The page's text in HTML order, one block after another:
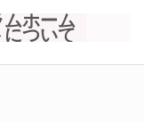
ムホーム
ついて